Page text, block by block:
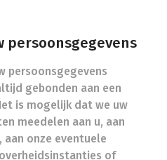
persoonsgegevens
persoonsgegevens
gebonden aan een
is mogelijk dat we uw
meedelen aan u, aan
aan onze eventuele
of